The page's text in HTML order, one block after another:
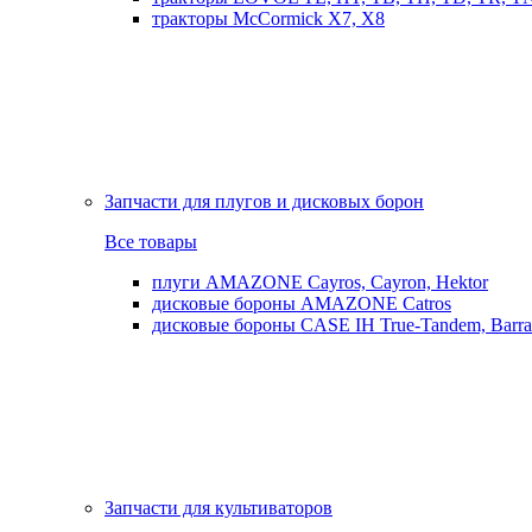
тракторы McCormick X7, X8
Запчасти для плугов и дисковых борон
Все товары
плуги AMAZONE Cayros, Cayron, Hektor
дисковые бороны AMAZONE Catros
дисковые бороны CASE IH True-Tandem,
Запчасти для культиваторов